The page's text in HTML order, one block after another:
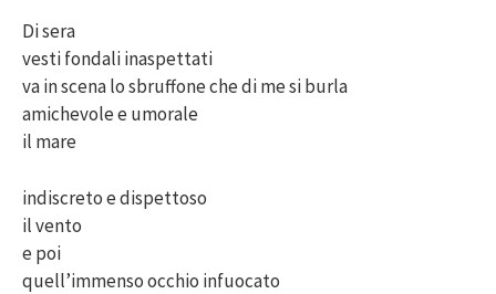
Di sera
vesti fondali inaspettati
va in scena lo sbruffone che di me si burla
amichevole e umorale
il mare
indiscreto e dispettoso
il vento
e poi
quell’immenso occhio infuocato